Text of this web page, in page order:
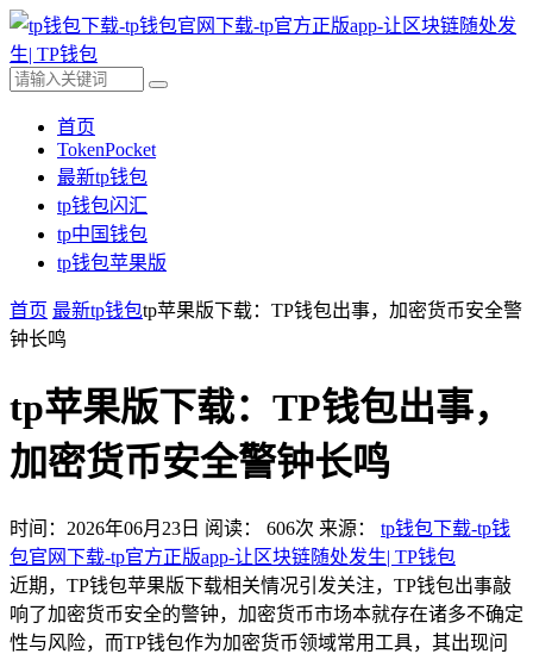
首页
TokenPocket
最新tp钱包
tp钱包闪汇
tp中国钱包
tp钱包苹果版
首页 最新tp钱包tp苹果版下载：TP钱包出事，加密货币安全警
钟长鸣
tp苹果版下载：TP钱包出事，
加密货币安全警钟长鸣
时间：2026年06月23日 阅读： 606次 来源： tp钱包下载-tp钱
包官网下载-tp官方正版app-让区块链随处发生| TP钱包
近期，TP钱包苹果版下载相关情况引发关注，TP钱包出事敲
响了加密货币安全的警钟，加密货币市场本就存在诸多不确定
性与风险，而TP钱包作为加密货币领域常用工具，其出现问